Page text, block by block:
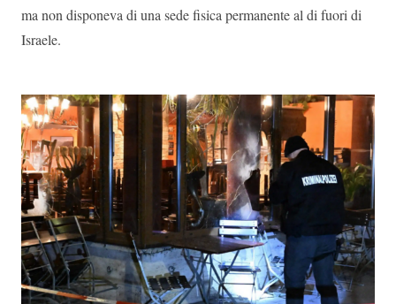
ma non disponeva di una sede fisica permanente al di fuori di
Israele.